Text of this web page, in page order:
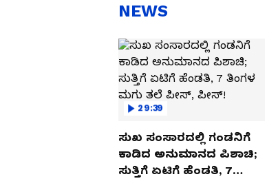
.NEWS
29:39
ಸುಖ ಸಂಸಾರದಲ್ಲಿ ಗಂಡನಿಗೆ
ಕಾಡಿದ ಅನುಮಾನದ ಪಿಶಾಚಿ;
ಸುತ್ತಿಗೆ ಏಟಿಗೆ ಹೆಂಡತಿ, 7